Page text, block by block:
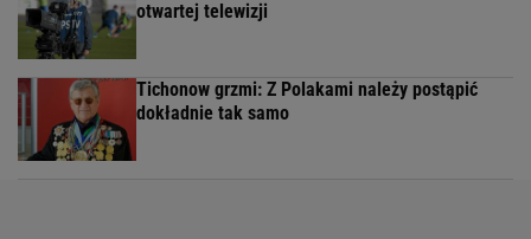
otwartej telewizji
Tichonow grzmi: Z Polakami należy postąpić
dokładnie tak samo